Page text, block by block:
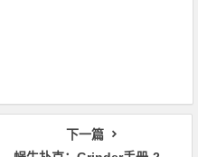
下一篇